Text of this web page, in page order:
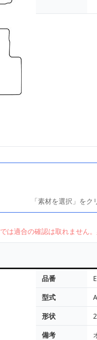
「素材を選択」を
は適合の確認は取れません
品番
型式
形状
備考